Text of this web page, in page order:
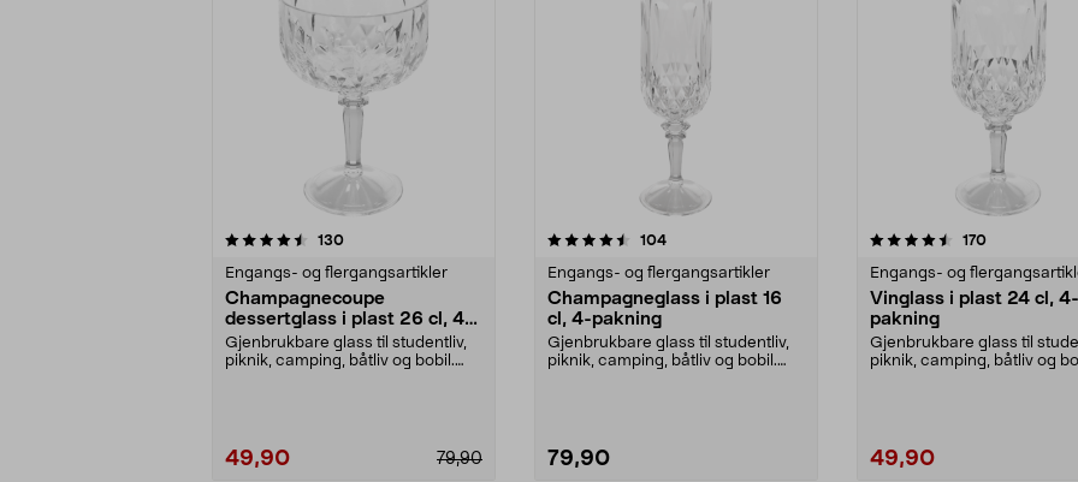
130anmeldelser
Engangs- og flergangsartikler
Champagnecoupe
dessertglass i plast 26 cl, 4-
pakning
Gjenbrukbare glass til studentliv,
piknik, camping, båtliv og bobil.
79,90
49,90
4.5av 5 stjerner 104anmeldelser
Engangs- og flergangsartikler
Champagneglass i plast 16
cl, 4-pakning
Gjenbrukbare glass til studentliv,
piknik, camping, båtliv og bobil.
79,90
4.5av 5 stjerner 170anmeldelser
Engangs- og
Vinglass i plast 24 cl, 4-
pakning
Gjenbrukbare glass til
piknik, camping, båtliv og
49,90